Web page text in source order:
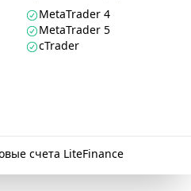
MetaTrader 4
MetaTrader 5
cTrader
счета LiteFinance